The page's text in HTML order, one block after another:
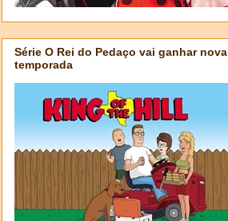
Série O Rei do Pedaço vai ganhar nova
temporada